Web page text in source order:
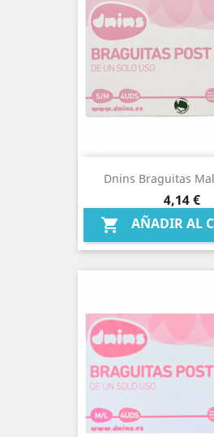
Dnins Braguitas
Precio
4,14 €
 AÑADIR AL